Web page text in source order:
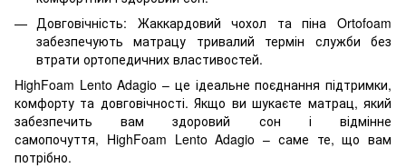
Довговічність: Жаккардовий чохол та піна Ortofoam
забезпечують матрацу тривалий термін служби без
втрати ортопедичних властивостей.
HighFoam Lento Adagio – це ідеальне поєднання підтримки,
комфорту та довговічності. Якщо ви шукаєте матрац, який
забезпечить вам здоровий сон і відмінне
самопочуття, HighFoam Lento Adagio – саме те, що вам
потрібно.